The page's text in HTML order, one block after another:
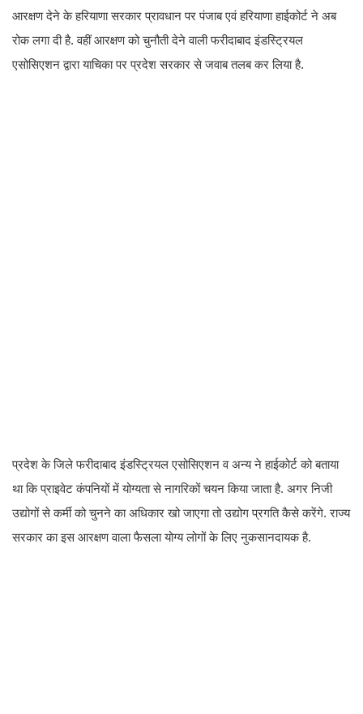
आरक्षण देने के हरियाणा सरकार प्रावधान पर पंजाब एवं हरियाणा हाईकोर्ट ने अब
रोक लगा दी है. वहीं आरक्षण को चुनौती देने वाली फरीदाबाद इंडस्ट्रियल
एसोसिएशन द्वारा याचिका पर प्रदेश सरकार से जवाब तलब कर लिया है.
प्रदेश के जिले फरीदाबाद इंडस्ट्रियल एसोसिएशन व अन्य ने हाईकोर्ट को बताया
था कि प्राइवेट कंपनियों में योग्यता से नागरिकों चयन किया जाता है. अगर निजी
उद्योगों से कर्मी को चुनने का अधिकार खो जाएगा तो उद्योग प्रगति कैसे करेंगे. राज्य
सरकार का इस आरक्षण वाला फैसला योग्य लोगों के लिए नुकसानदायक है.